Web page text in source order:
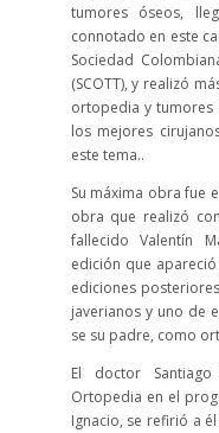
tumores óseos,
connotado en este
Sociedad
(SCOTT), y realizó
ortopedia y tumores
los mejores
este tema..
Su máxima obra fue
obra que realizó
fallecido Valentín
edición que
ediciones
javerianos y uno de
se su padre, como
El doctor
Ortopedia en el
Ignacio, se refirió a